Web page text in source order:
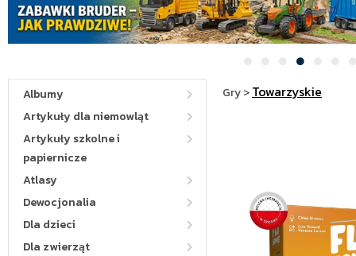
Albumy
Artykuły dla niemowląt
Artykuły szkolne i
papiernicze
Atlasy
Dewocjonalia
Dla dzieci
Dla zwierząt
Gry>Towarzyskie